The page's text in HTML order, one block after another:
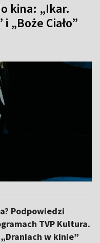
kina: „Ikar.
„Boże Ciało”
Podpowiedzi
TVP Kultura.
w kinie”